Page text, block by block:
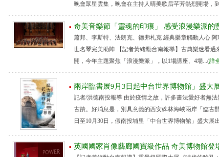
晚會眾星雲集，晚會在主持人晴美歌后芊芳熱烈開場，
奇美音樂節「靈魂的印痕」 感受浪漫樂派的
蕭邦、李斯特、法朗克、德弗札克 經典樂章觸動人心
世名琴完美助陣 【記者黃緒勳台南報導】古典樂迷看過
開，今年主題聚焦「浪漫樂派」，以1場講座、4場...(詳
兩岸臨書展9月3日起中台世界博物館」盛大
記者/洪德南投報導 由於疫情之故，許多書法愛好者無
古蹟。好消息是，別具意義的西安碑林海峽兩岸「臨古
日至10月30日，假南投埔里「中台世界博物館」盛大展
英國國家肖像藝廊國寶級作品 奇美博物館登